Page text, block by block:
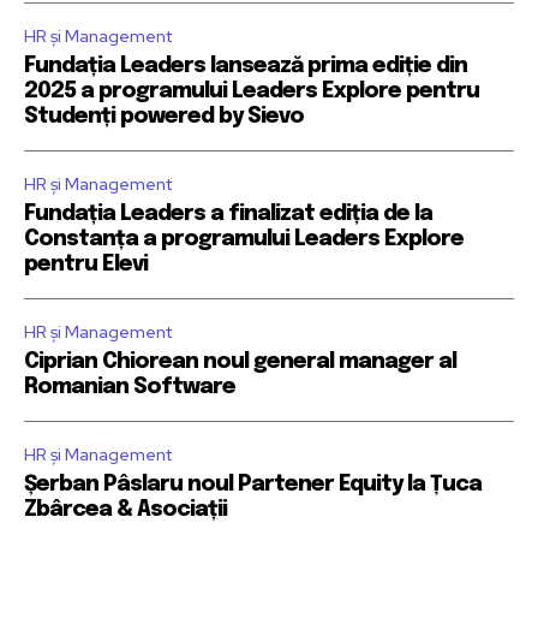
HR și Management
Fundația Leaders lansează prima ediție din
2025 a programului Leaders Explore pentru
Studenți powered by Sievo
HR și Management
Fundația Leaders a finalizat ediția de la
Constanța a programului Leaders Explore
pentru Elevi
HR și Management
Ciprian Chiorean noul general manager al
Romanian Software
HR și Management
Șerban Pâslaru noul Partener Equity la Țuca
Zbârcea & Asociații